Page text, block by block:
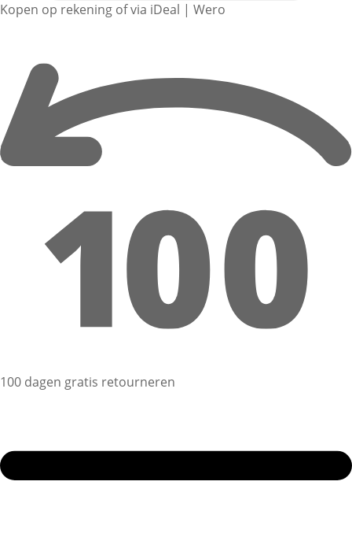
Kopen op rekening of via iDeal | Wero
100 dagen gratis retourneren